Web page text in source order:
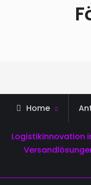
Home
Logistikinnovation